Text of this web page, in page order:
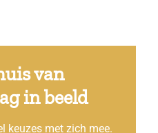
van
in beeld
keuzes met zich mee.